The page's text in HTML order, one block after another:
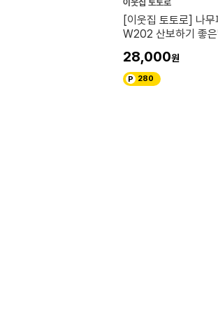
이웃집 토토로
[이웃집 토토로] 나
W202 산보하기 좋
28,000
280